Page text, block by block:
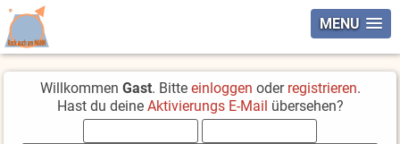
MENU
Willkommen Gast. Bitte einloggen oder registrieren.
Hast du deine Aktivierungs E-Mail übersehen?